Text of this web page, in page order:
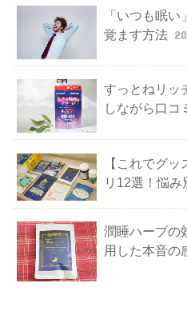
「いつも眠
覚ます方法
すっとねリッ
しながら口コ
【これでグ
リ12選！悩み
潤睡ハーブの
用した本音の